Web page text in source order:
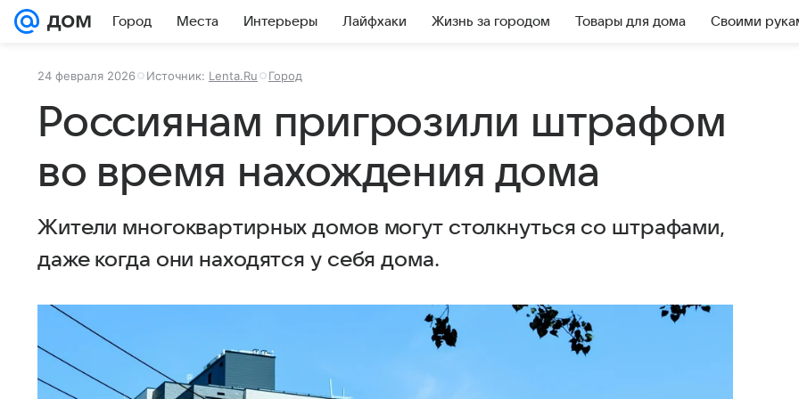
Город Места Интерьеры Лайфхаки Жизнь за городом Товары для дома Своими
24 февраля 2026 Источник: Lenta.Ru Город
Россиянам пригрозили штрафом
во время нахождения дома
Жители многоквартирных домов могут столкнуться со штрафами,
даже когда они находятся у себя дома.